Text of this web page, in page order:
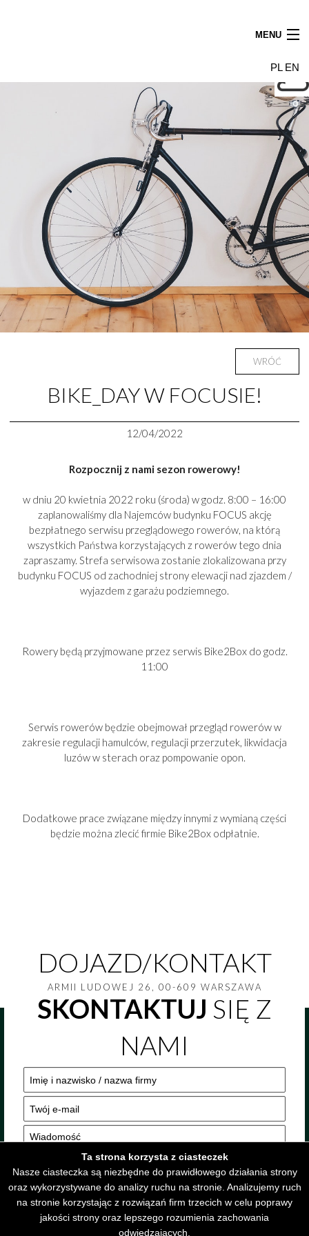
MENU
Najemcy
Budynek
Galeria
Wynajem powierzchni
Dojazd
Kontakt
PL EN
WRÓĆ
BIKE_DAY W FOCUSIE!
12/04/2022
Rozpocznij z nami sezon rowerowy!
w dniu 20 kwietnia 2022 roku (środa) w godz. 8:00 – 16:00
zaplanowaliśmy dla Najemców budynku FOCUS akcję
bezpłatnego serwisu przeglądowego rowerów, na którą
wszystkich Państwa korzystających z rowerów tego dnia
zapraszamy. Strefa serwisowa zostanie zlokalizowana przy
budynku FOCUS od zachodniej strony elewacji nad zjazdem /
wyjazdem z garażu podziemnego.
Rowery będą przyjmowane przez serwis Bike2Box do godz.
11:00
Serwis rowerów będzie obejmował przegląd rowerów w
zakresie regulacji hamulców, regulacji przerzutek, likwidacja
luzów w sterach oraz pompowanie opon.
Dodatkowe prace związane między innymi z wymianą części
będzie można zlecić firmie Bike2Box odpłatnie.
DOJAZD/KONTAKT
ARMII LUDOWEJ 26, 00-609 WARSZAWA
SKONTAKTUJ SIĘ Z
NAMI
Ta strona korzysta z ciasteczek
Nasze ciasteczka są niezbędne do prawidłowego działania strony
oraz wykorzystywane do analizy ruchu na stronie. Analizujemy ruch
na stronie korzystając z rozwiązań firm trzecich w celu poprawy
jakości strony oraz lepszego rozumienia zachowania
odwiedzających.